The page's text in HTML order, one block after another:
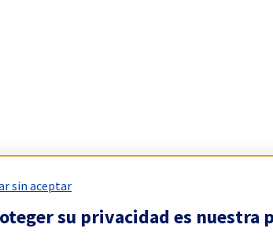
sin aceptar
su privacidad es nuestra